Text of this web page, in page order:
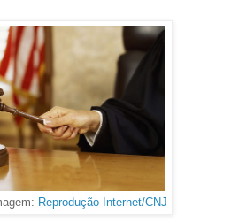
Reprodução Internet/CNJ